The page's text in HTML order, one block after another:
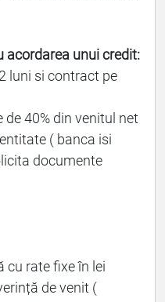
acordarea unui credit:
luni si contract pe
40% din venitul net
( banca isi
documente
cu rate fixe în lei
de venit (